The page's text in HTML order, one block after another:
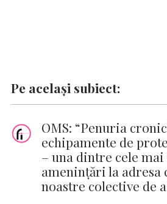
Pe același subiect:
OMS: “Penuria
echipamente de
– una dintre cele mai
ameninţări la adresa
noastre colective de